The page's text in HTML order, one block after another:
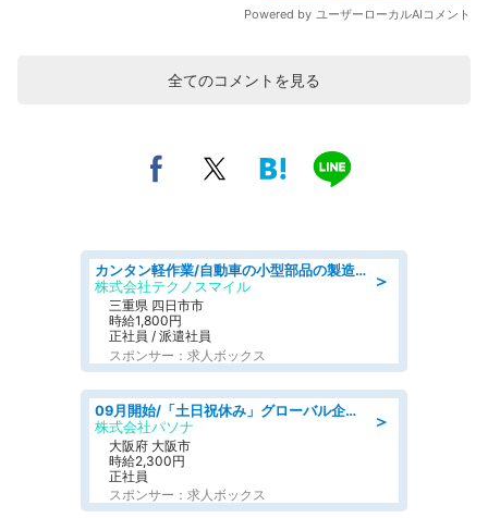
全てのコメントを見る
＞
カンタン軽作業/自動車の小型部品の製造オペレーター denso aichi
株式会社テクノスマイル
三重県 四日市市
時給1,800円
正社員 / 派遣社員
スポンサー：求人ボックス
＞
09月開始/「土日祝休み」グローバル企業での産業保健のお仕事/保健師/高時給/残業なし/服装自由
株式会社パソナ
大阪府 大阪市
時給2,300円
正社員
スポンサー：求人ボックス